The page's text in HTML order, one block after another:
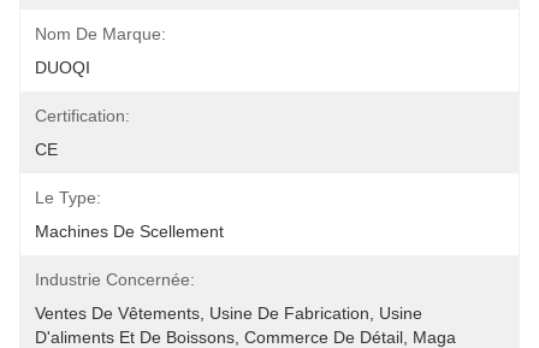
Nom De Marque:
DUOQI
Certification:
CE
Le Type:
Machines De Scellement
Industrie Concernée:
Ventes De Vêtements, Usine De Fabrication, Usine
D'aliments Et De Boissons, Commerce De Détail, Maga